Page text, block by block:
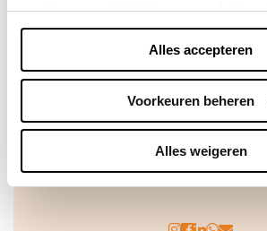
voorkeuren, statistieken en marketing.
noodzakelijke cookies plaatsen we
Je kunt alle cookies accepteren,
via "Voorkeuren beheren". Je keuze
moment wijzigen of intrekken via de
en
kunnen ontvangen en verwerken.
Alles accepteren
Voorkeuren beheren
Alles weigeren
Achteraf betalen doe je
vertrouwd met